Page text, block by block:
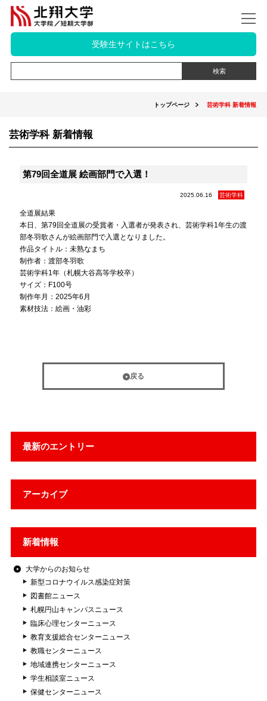
受験生サイトはこちら
トップページ 芸術学科 新着情報
最新のエントリー
アーカイブ
新着情報
大学からのお知らせ
新型コロナウイルス感染症対策
図書館ニュース
札幌円山キャンパスニュース
臨床心理センターニュース
教育支援総合センターニュース
教職センターニュース
地域連携センターニュース
学生相談室ニュース
保健センターニュース
芸術学科 新着情報
第79回全道展 絵画部門で入選！
2025.06.16 芸術学科
全道展結果
本日、第79回全道展の受賞者・入選者が発表され、芸術学科1年生の渡
部冬羽歌さんが絵画部門で入選となりました。
作品タイトル：未熟なまち
制作者：渡部冬羽歌
芸術学科1年（札幌大谷高等学校卒）
サイズ：F100号
制作年月：2025年6月
素材技法：絵画・油彩
戻る